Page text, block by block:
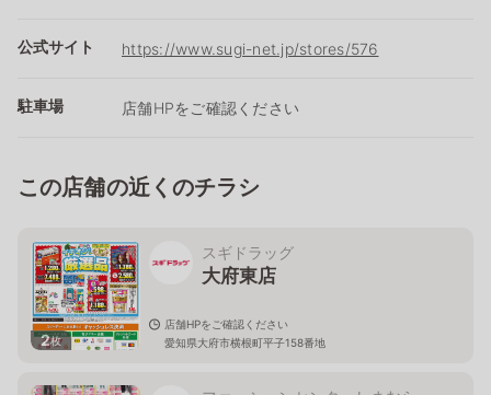
公式サイト https://www.sugi-net.jp/stores/576
駐車場 店舗HPをご確認ください
この店舗の近くのチラシ
2枚
スギドラッグ
大府東店
店舗HPをご確認ください
愛知県大府市横根町平子158番地